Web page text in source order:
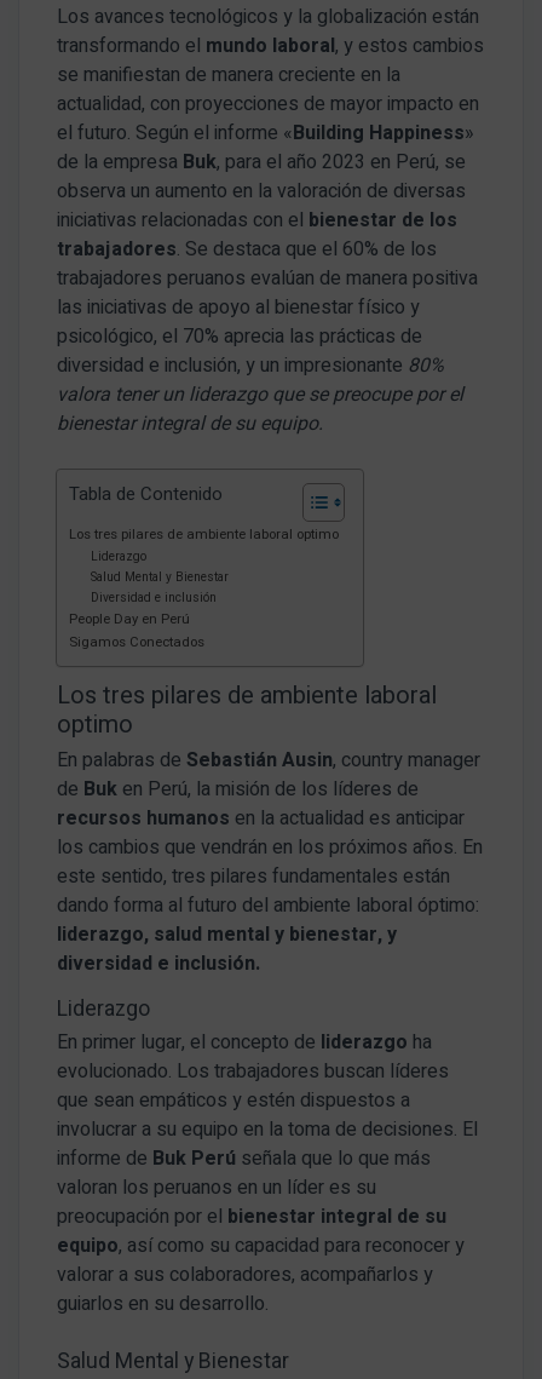
Los avances tecnológicos y la globalización están
transformando el mundo laboral, y estos cambios
se manifiestan de manera creciente en la
actualidad, con proyecciones de mayor impacto en
el futuro. Según el informe «Building Happiness»
de la empresa Buk, para el año 2023 en Perú, se
observa un aumento en la valoración de diversas
iniciativas relacionadas con el bienestar de los
trabajadores. Se destaca que el 60% de los
trabajadores peruanos evalúan de manera positiva
las iniciativas de apoyo al bienestar físico y
psicológico, el 70% aprecia las prácticas de
diversidad e inclusión, y un impresionante 80%
valora tener un liderazgo que se preocupe por el
bienestar integral de su equipo.
Tabla de Contenido
Los tres pilares de ambiente laboral optimo
Liderazgo
Salud Mental y Bienestar
Diversidad e inclusión
People Day en Perú
Sigamos Conectados
Los tres pilares de ambiente laboral
optimo
En palabras de Sebastián Ausin, country manager
de Buk en Perú, la misión de los líderes de
recursos humanos en la actualidad es anticipar
los cambios que vendrán en los próximos años. En
este sentido, tres pilares fundamentales están
dando forma al futuro del ambiente laboral óptimo:
liderazgo, salud mental y bienestar, y
diversidad e inclusión.
Liderazgo
En primer lugar, el concepto de liderazgo ha
evolucionado. Los trabajadores buscan líderes
que sean empáticos y estén dispuestos a
involucrar a su equipo en la toma de decisiones. El
informe de Buk Perú señala que lo que más
valoran los peruanos en un líder es su
preocupación por el bienestar integral de su
equipo, así como su capacidad para reconocer y
valorar a sus colaboradores, acompañarlos y
guiarlos en su desarrollo.
Salud Mental y Bienestar